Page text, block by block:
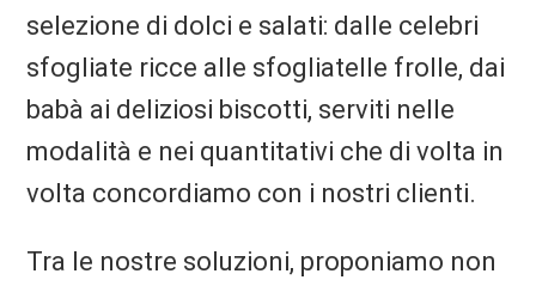
selezione di dolci e salati: dalle celebri
sfogliate ricce alle sfogliatelle frolle, dai
babà ai deliziosi biscotti, serviti nelle
modalità e nei quantitativi che di volta in
volta concordiamo con i nostri clienti.
Tra le nostre soluzioni, proponiamo non